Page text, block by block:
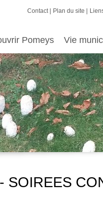
Contact Plan du site
Pomeys Vie
SOIREES